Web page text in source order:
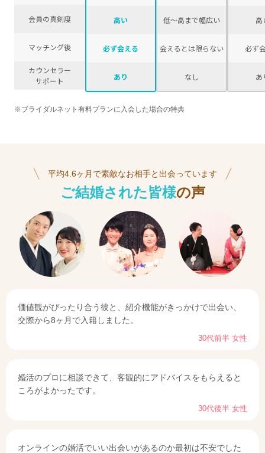
会員の真剣度
マッチング後
カウンセラー
サポート
高い
必ず会える
あり
低〜高まで幅広い
会えるとは限らない
なし
高
必ず
あ
※ブライダルネット有料プランに入会した場合の特典
平均4.6ヶ月で素敵なお相手と出会っています
ご結婚された皆様の声
価値観がぴったり合う彼と、紹介機能がきっかけで出会い、
交際から8ヶ月で入籍しました。
30代前半 女性
婚活のプロに相談できて、客観的にアドバイスをもらえると
ころがよかったです。
30代後半 女性
オンラインの婚活でいい出会いがあるのか最初は不安でした